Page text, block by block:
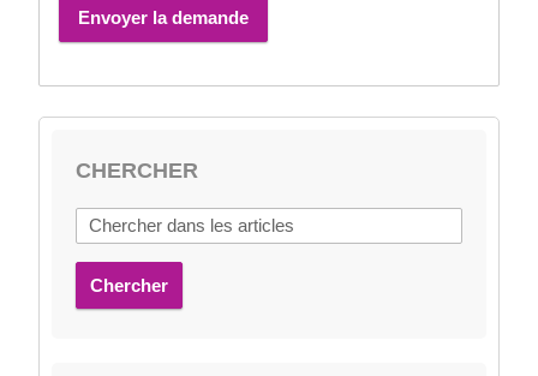
Envoyer la demande
CHERCHER
Chercher